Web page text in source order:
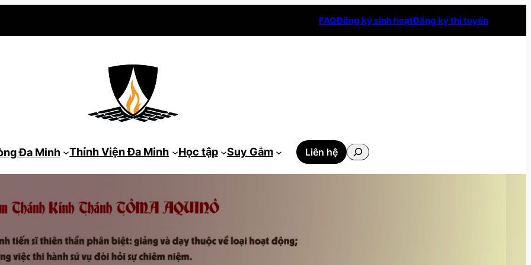
FAQĐăng ký sinh hoạtĐăng ký thi tuyển
Đa Minh Thỉnh Viện Đa Minh Học tập Suy Gẫm Liên hệ
Tìm
kiếm